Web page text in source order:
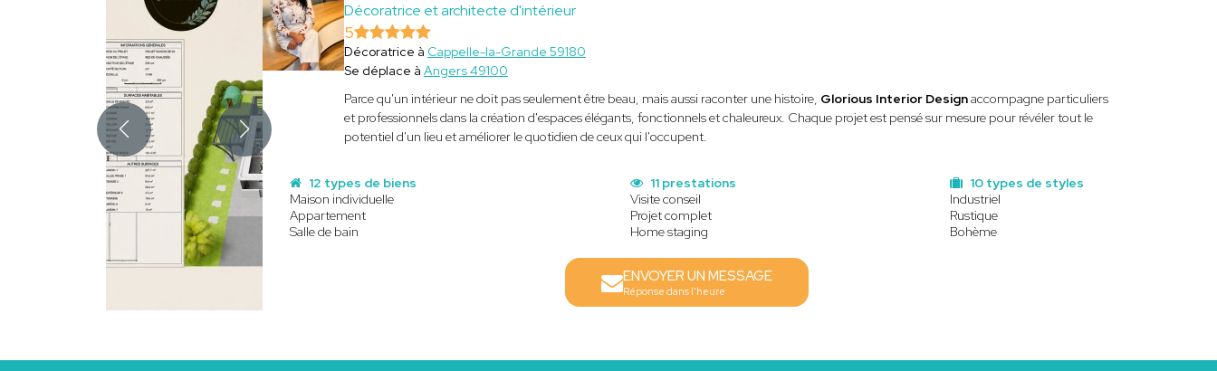
Décoratrice et architecte d'intérieur
5
Décoratrice à Cappelle-la-Grande 59180
Se déplace à Angers 49100
Parce qu'un intérieur ne doit pas seulement être beau, mais aussi raconter une histoire, Glorious Interior Designaccompagne particuliers
et professionnels dans la création d'espaces élégants, fonctionnels et chaleureux. Chaque projet est pensé sur mesure pour révéler tout le
potentiel d'un lieu et améliorer le quotidien de ceux qui l'occupent.
12 types de biens
Maison individuelle
Appartement
Salle de bain
10 types de styles
Industriel
Rustique
Bohème
11 prestations
Visite conseil
Projet complet
Home staging
ENVOYER UN MESSAGE
Réponse dans l'heure